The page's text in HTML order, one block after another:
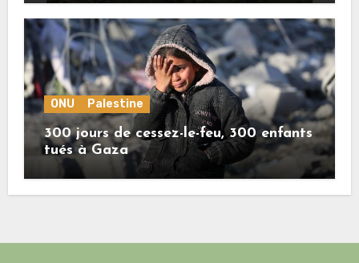
ONU Palestine
300 jours de cessez-le-feu, 300 enfants
tués à Gaza